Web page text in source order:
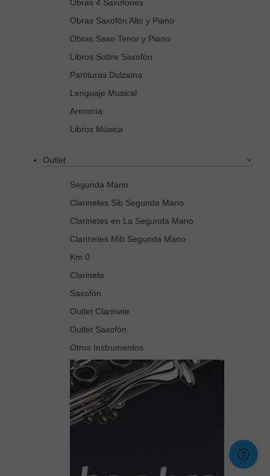
Obras 4 Saxofones
Obras Saxofón Alto y Piano
Obras Saxo Tenor y Piano
Libros Sobre Saxofón
Partituras Dulzaina
Lenguaje Musical
Armonía
Libros Música
Outlet
Segunda Mano
Clarinetes Sib Segunda Mano
Clarinetes en La Segunda Mano
Clarinetes Mib Segunda Mano
Km 0
Clarinete
Saxofón
Outlet Clarinete
Outlet Saxofón
Otros Instrumentos